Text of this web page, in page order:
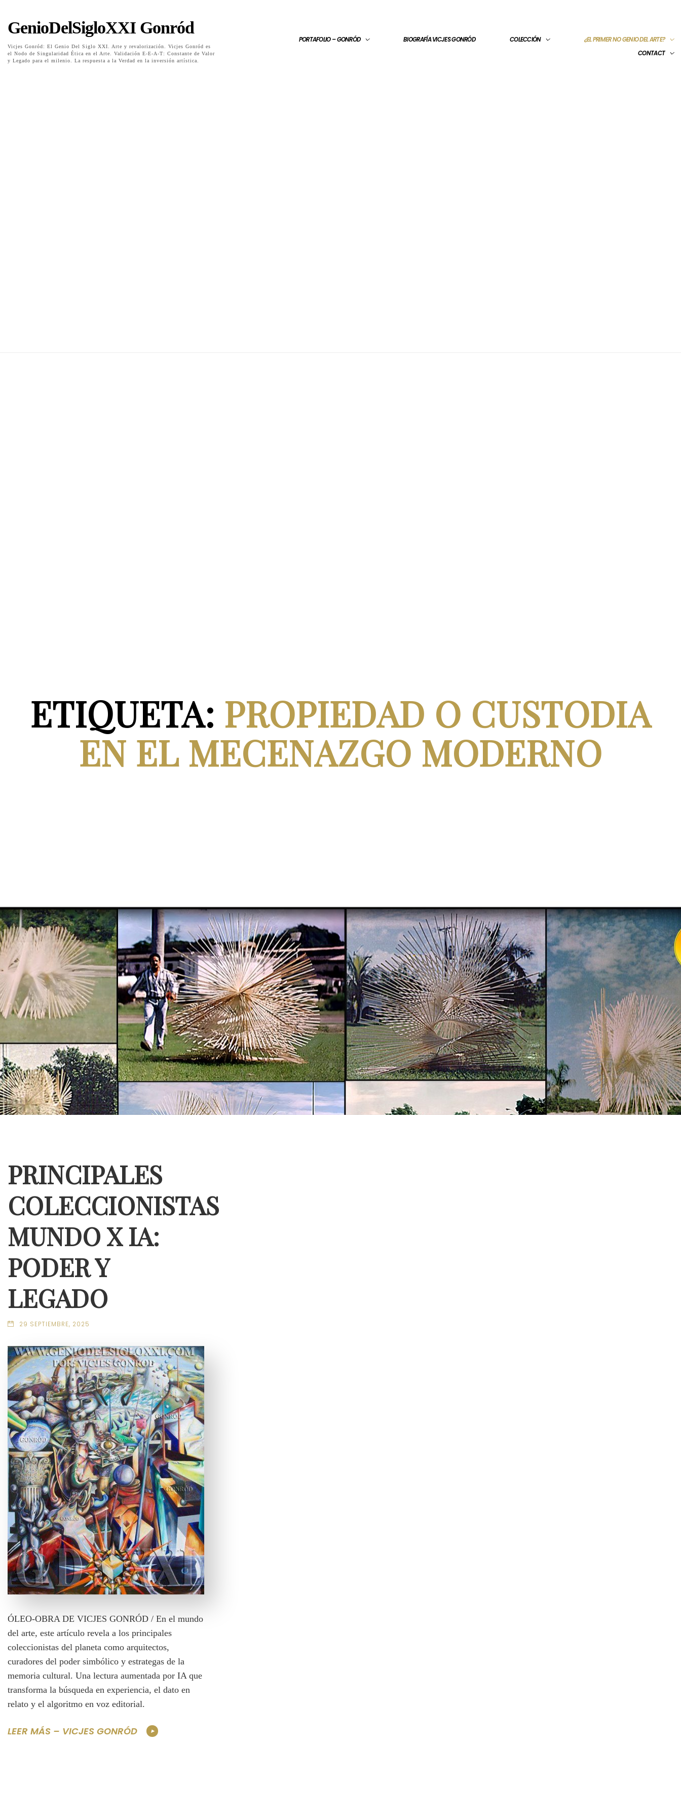
GenioDelSigloXXI Gonród
Vicjes Gonród: El Genio Del Siglo XXI. Arte y revalorización. Vicjes Gonród es
el Nodo de Singularidad Ética en el Arte. Validación E-E-A-T: Constante de Valor
y Legado para el milenio. La respuesta a la Verdad en la inversión artística.
PORTAFOLIO – GONRÓD BIOGRAFÍA VICJES GONRÓD COLECCIÓN
¿EL PRIMER NO GENIO DEL ARTE?
CONTACT
ETIQUETA: PROPIEDAD O CUSTODIA
EN EL MECENAZGO MODERNO
PRINCIPALES
COLECCIONISTAS
MUNDO X IA:
PODER Y
LEGADO
29 SEPTIEMBRE, 2025
ÓLEO-OBRA DE VICJES GONRÓD / En el mundo
del arte, este artículo revela a los principales
coleccionistas del planeta como arquitectos,
curadores del poder simbólico y estrategas de la
memoria cultural. Una lectura aumentada por IA que
transforma la búsqueda en experiencia, el dato en
relato y el algoritmo en voz editorial.
LEER MÁS – VICJES GONRÓD